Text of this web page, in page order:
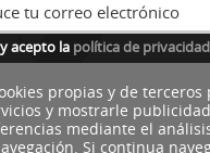
tu correo electrónico
acepto la política de privacidad
acumulable a otras ofertas o
propias y de
y mostrarle
mediante el
Si continua